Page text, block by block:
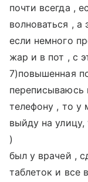
почти всегда ,
волноваться , а
если немного
жар и в пот , с
7)повышенная
переписываюсь
телефону , то
выйду на
)
был у врачей ,
таблеток и все